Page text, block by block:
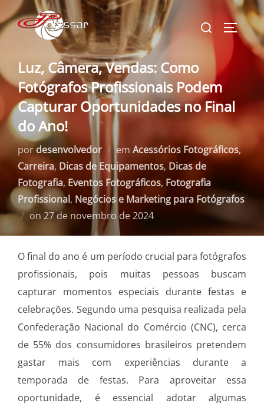
Pular
para
o
Pesquisar
por:
Luz, Câmera, Vendas: Como
Fotógrafos Profissionais Podem
Capturar Oportunidades no Final
do Ano!
por desenvolvedor em Acessórios Fotográficos,
Carreira, Dicas de Equipamentos, Dicas de
Fotografia, Eventos Fotográficos, Fotografia
Profissional, Negócios e Marketing para Fotógrafos
on Postado
27 de novembro de 2024
O final do ano é um período crucial para fotógrafos
profissionais, pois muitas pessoas buscam
capturar momentos especiais durante festas e
celebrações. Segundo uma pesquisa realizada pela
Confederação Nacional do Comércio (CNC), cerca
de 55% dos consumidores brasileiros pretendem
gastar mais com experiências durante a
temporada de festas. Para aproveitar essa
oportunidade, é essencial adotar algumas